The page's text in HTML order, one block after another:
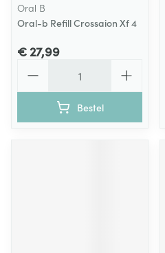
Oral B
Oral-b Refill Crossaion Xf 4
€ 27,99
Bestel